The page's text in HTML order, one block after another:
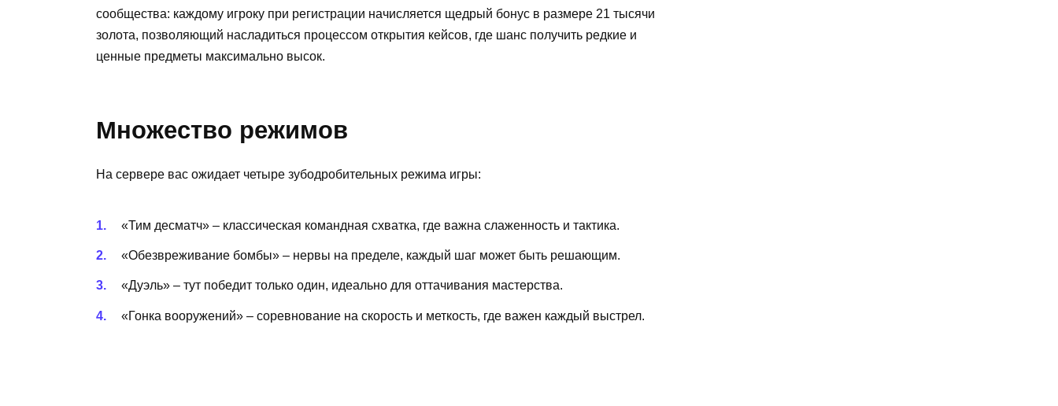
сообщества: каждому игроку при регистрации начисляется щедрый бонус в размере 21 тысячи
золота, позволяющий насладиться процессом открытия кейсов, где шанс получить редкие и
ценные предметы максимально высок.
Множество режимов
На сервере вас ожидает четыре зубодробительных режима игры:
«Тим десматч» – классическая командная схватка, где важна слаженность и тактика.
«Обезвреживание бомбы» – нервы на пределе, каждый шаг может быть решающим.
«Дуэль» – тут победит только один, идеально для оттачивания мастерства.
«Гонка вооружений» – соревнование на скорость и меткость, где важен каждый выстрел.